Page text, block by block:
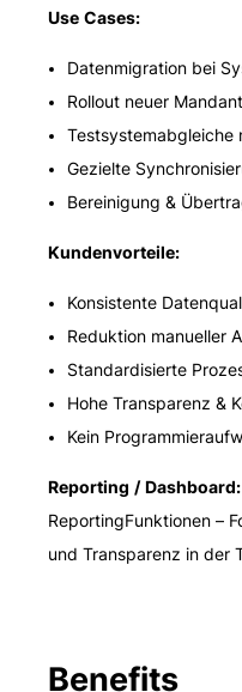
Use Cases:
Datenmigration bei
Rollout neuer
Testsystemabgleiche
Gezielte
Bereinigung &
Kundenvorteile:
Konsistente
Reduktion manueller
Standardisierte
Hohe Transparenz &
Kein
Reporting / Dashboard:
ReportingFunktionen –
und Transparenz in der
Benefits